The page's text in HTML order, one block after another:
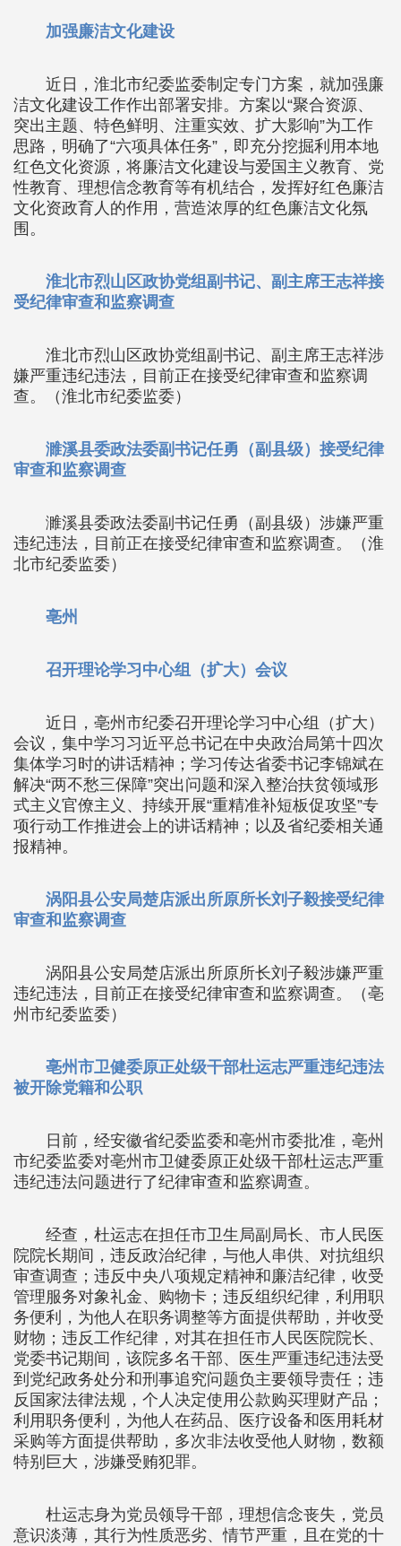
加强廉洁文化建设
近日，淮北市纪委监委制定专门方案，就加强廉
洁文化建设工作作出部署安排。方案以“聚合资源、
突出主题、特色鲜明、注重实效、扩大影响”为工作
思路，明确了“六项具体任务”，即充分挖掘利用本地
红色文化资源，将廉洁文化建设与爱国主义教育、党
性教育、理想信念教育等有机结合，发挥好红色廉洁
文化资政育人的作用，营造浓厚的红色廉洁文化氛
围。
淮北市烈山区政协党组副书记、副主席王志祥接
受纪律审查和监察调查
淮北市烈山区政协党组副书记、副主席王志祥涉
嫌严重违纪违法，目前正在接受纪律审查和监察调
查。（淮北市纪委监委）
濉溪县委政法委副书记任勇（副县级）接受纪律
审查和监察调查
濉溪县委政法委副书记任勇（副县级）涉嫌严重
违纪违法，目前正在接受纪律审查和监察调查。（淮
北市纪委监委）
亳州
召开理论学习中心组（扩大）会议
近日，亳州市纪委召开理论学习中心组（扩大）
会议，集中学习习近平总书记在中央政治局第十四次
集体学习时的讲话精神；学习传达省委书记李锦斌在
解决“两不愁三保障”突出问题和深入整治扶贫领域形
式主义官僚主义、持续开展“重精准补短板促攻坚”专
项行动工作推进会上的讲话精神；以及省纪委相关通
报精神。
涡阳县公安局楚店派出所原所长刘子毅接受纪律
审查和监察调查
涡阳县公安局楚店派出所原所长刘子毅涉嫌严重
违纪违法，目前正在接受纪律审查和监察调查。（亳
州市纪委监委）
亳州市卫健委原正处级干部杜运志严重违纪违法
被开除党籍和公职
日前，经安徽省纪委监委和亳州市委批准，亳州
市纪委监委对亳州市卫健委原正处级干部杜运志严重
违纪违法问题进行了纪律审查和监察调查。
经查，杜运志在担任市卫生局副局长、市人民医
院院长期间，违反政治纪律，与他人串供、对抗组织
审查调查；违反中央八项规定精神和廉洁纪律，收受
管理服务对象礼金、购物卡；违反组织纪律，利用职
务便利，为他人在职务调整等方面提供帮助，并收受
财物；违反工作纪律，对其在担任市人民医院院长、
党委书记期间，该院多名干部、医生严重违纪违法受
到党纪政务处分和刑事追究问题负主要领导责任；违
反国家法律法规，个人决定使用公款购买理财产品；
利用职务便利，为他人在药品、医疗设备和医用耗材
采购等方面提供帮助，多次非法收受他人财物，数额
特别巨大，涉嫌受贿犯罪。
杜运志身为党员领导干部，理想信念丧失，党员
意识淡薄，其行为性质恶劣、情节严重，且在党的十